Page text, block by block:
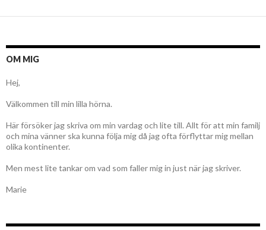
OM MIG
Hej,
Välkommen till min lilla hörna.
Här försöker jag skriva om min vardag och lite till. Allt för att min familj
och mina vänner ska kunna följa mig då jag ofta förflyttar mig mellan
olika kontinenter.
Men mest lite tankar om vad som faller mig in just när jag skriver.
Marie